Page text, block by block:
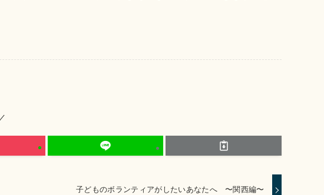
子どものボランティアがしたいあなたへ 〜関西編〜